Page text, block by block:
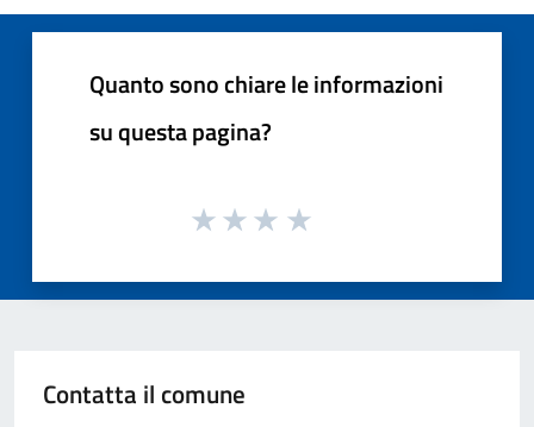
Quanto sono chiare le informazioni
su questa pagina?
Contatta il comune